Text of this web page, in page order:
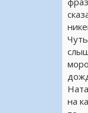
Чуть
на